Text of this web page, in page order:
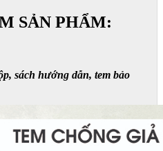
SẢN PHẨM:
sách hướng dẫn, tem bảo